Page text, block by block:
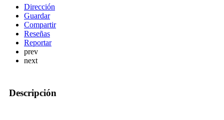
Dirección
Guardar
Compartir
Reseñas
Reportar
prev
next
Descripción